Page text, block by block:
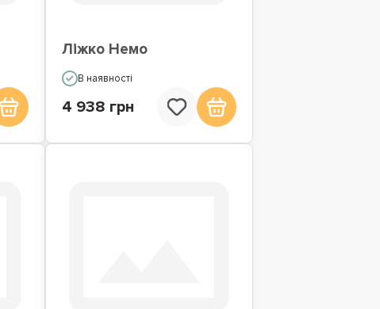
Ліжко Немо
В наявності
4 938 грн